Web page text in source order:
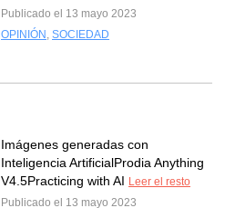
Publicado el 13 mayo 2023
OPINIÓN , SOCIEDAD
Imágenes generadas con
Inteligencia ArtificialProdia Anything
V4.5Practicing with AI Leer el resto
Publicado el 13 mayo 2023